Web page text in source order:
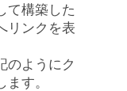
て構築した
リンクを表
のようにク
す。